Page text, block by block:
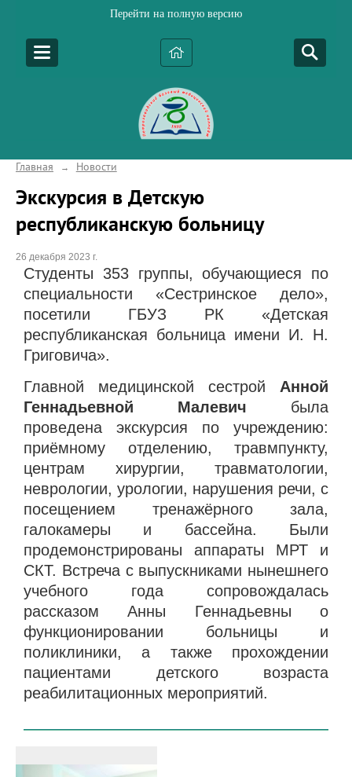
Перейти на полную версию
Главная → Новости
Экскурсия в Детскую
республиканскую больницу
26 декабря 2023 г.
Студенты 353 группы, обучающиеся по
специальности «Сестринское дело»,
посетили ГБУЗ РК «Детская
республиканская больница имени И. Н.
Григовича».
Главной медицинской сестрой Анной
Геннадьевной Малевич была
проведена экскурсия по учреждению:
приёмному отделению, травмпункту,
центрам хирургии, травматологии,
неврологии, урологии, нарушения речи, с
посещением тренажёрного зала,
галокамеры и бассейна. Были
продемонстрированы аппараты МРТ и
СКТ. Встреча с выпускниками нынешнего
учебного года сопровождалась
рассказом Анны Геннадьевны о
функционировании больницы и
поликлиники, а также прохождении
пациентами детского возраста
реабилитационных мероприятий.